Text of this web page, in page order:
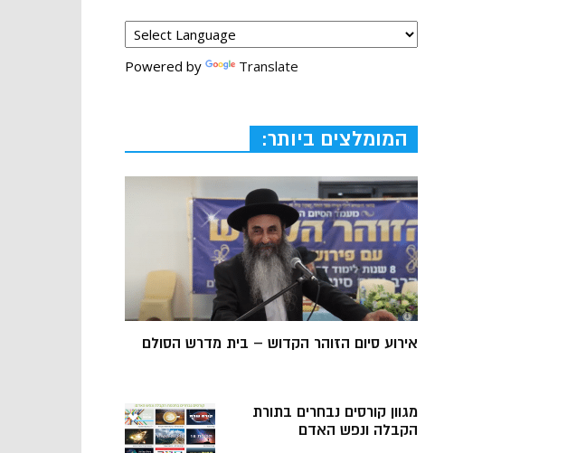
Powered by Translate
המומלצים ביותר:
אירוע סיום הזוהר הקדוש – בית מדרש הסולם
מגוון קורסים נבחרים בתורת
הקבלה ונפש האדם